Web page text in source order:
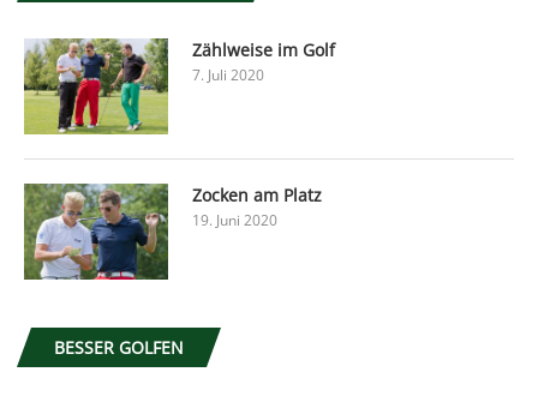
Zählweise im Golf
7. Juli 2020
Zocken am Platz
19. Juni 2020
BESSER GOLFEN